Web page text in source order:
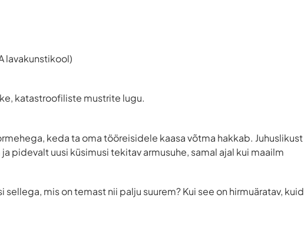
lavakunstikool)
katastroofiliste mustrite lugu.
keda ta oma tööreisidele kaasa võtma hakkab. Juhuslikust
pidevalt uusi küsimusi tekitav armusuhe, samal ajal kui maailm
mis on temast nii palju suurem? Kui see on hirmuäratav, kuid